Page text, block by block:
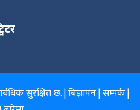
सुरक्षित छ. |बिज्ञापन|सम्पर्क|